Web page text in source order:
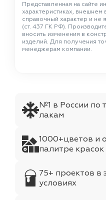
Представленная на сайте
характеристиках, внешнем
справочный характер и не
(ст. 437 ГК РФ).
вносить изменения в
изделий. Для получения
менеджерам компании.
№1 в России по
лакам
1000+цветов и
палитре красок
75+ проектов в
условиях